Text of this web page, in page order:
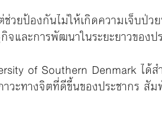
วยป้องกันไม่ให้เกิดความเจ็บป่
และการพัฒนาในระยะยาวของป
of Southern Denmark ได้ส
วะทางจิตที่ดีขี้นของประชากร